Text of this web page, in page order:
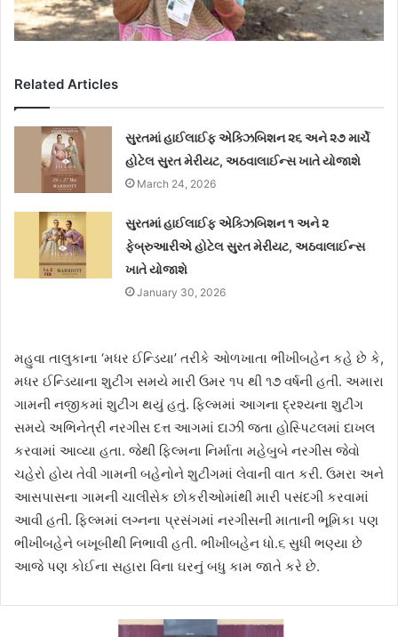
Related Articles
સુરતમાં હાઈલાઈફ એક્ઝિબિશન ૨૬ અને ૨૭ માર્ચે
હોટેલ સુરત મેરીયટ, અઠવાલાઈન્સ ખાતે યોજાશે
March 24, 2026
સુરતમાં હાઈલાઈફ એક્ઝિબિશન ૧ અને ૨
ફેબ્રુઆરીએ હોટેલ સુરત મેરીયટ, અઠવાલાઈન્સ
ખાતે યોજાશે
January 30, 2026
મહુવા તાલુકાના ‘મધર ઈન્ડિયા’ તરીકે ઓળખાતા ભીખીબહેન કહે છે કે,
મધર ઈન્ડિયાના શુટીંગ સમયે મારી ઉમર ૧૫ થી ૧૭ વર્ષની હતી. અમારા
ગામની નજીકમાં શુટીંગ થયું હતું. ફિલ્મમાં આગના દ્રશ્યના શુટીંગ
સમયે અભિનેત્રી નરગીસ દત્ત આગમાં દાઝી જતા હોસ્પિટલમાં દાખલ
કરવામાં આવ્યા હતા. જેથી ફિલ્મના નિર્માતા મહેબુબે નરગીસ જેવો
ચહેરો હોય તેવી ગામની બહેનોને શુટીંગમાં લેવાની વાત કરી. ઉમરા અને
આસપાસના ગામની ચાલીસેક છોકરીઓમાંથી મારી પસંદગી કરવામાં
આવી હતી. ફિલ્મમાં લગ્નના પ્રસંગમાં નરગીસની માતાની ભૂમિકા પણ
ભીખીબહેને બખૂબીથી નિભાવી હતી. ભીખીબહેન ધો.૬ સુધી ભણ્યા છે
આજે પણ કોઈના સહારા વિના ઘરનું બધુ કામ જાતે કરે છે.